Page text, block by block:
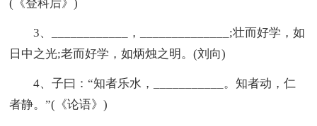
(《登科后》)
3、____________，______________;壮而好学，如
日中之光;老而好学，如炳烛之明。(刘向)
4、子曰：“知者乐水，___________。知者动，仁
者静。”(《论语》)